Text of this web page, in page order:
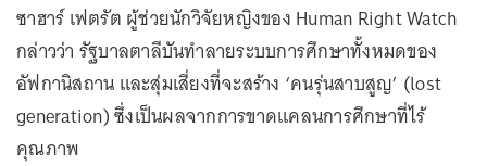
ซาฮาร์ เฟตรัต ผู้ช่วยนักวิจัยหญิงของ Human Right Watch
กล่าวว่า รัฐบาลตาลีบันทำลายระบบการศึกษาทั้งหมดของ
อัฟกานิสถาน และสุ่มเสี่ยงที่จะสร้าง ‘คนรุ่นสาบสูญ’ (lost
generation) ซึ่งเป็นผลจากการขาดแคลนการศึกษาที่ไร้
คุณภาพ